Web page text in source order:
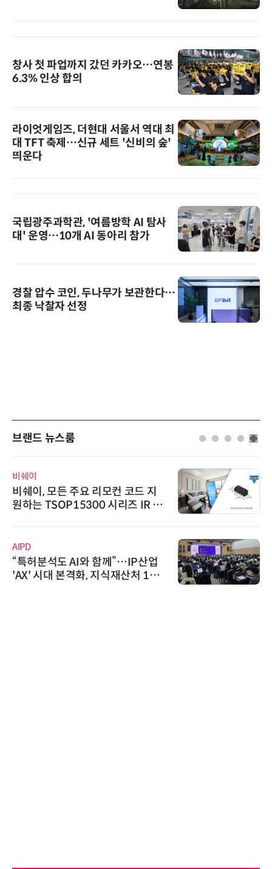
창사 첫 파업까지 갔던 카카오…연봉
6.3% 인상 합의
라이엇게임즈, 더현대 서울서 역대 최
대 TFT 축제…신규 세트 '신비의 숲'
띄운다
국립광주과학관, '여름방학 AI 탐사
대' 운영…10개 AI 동아리 참가
경찰 압수 코인, 두나무가 보관한다…
최종 낙찰자 선정
브랜드 뉴스룸
비쉐이
비쉐이, 모든 주요 리모컨 코드 지
원하는 TSOP15300 시리즈 IR 수
AIPD
“특허분석도 AI와 함께”…IP산업
'AX' 시대 본격화, 지식재산처 1호